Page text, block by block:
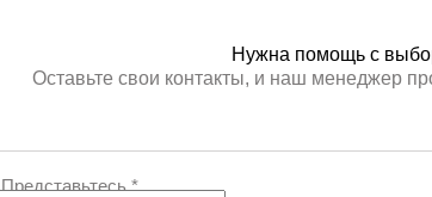
Нужна помощь с
Оставьте свои контакты, и наш менеджер
Представьтесь*